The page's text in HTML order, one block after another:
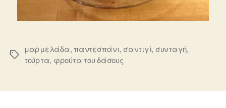
Ετικέτες
μαρμελάδα,παντεσπάνι, σαντιγί, συνταγή,
τούρτα, φρούτα του δάσους